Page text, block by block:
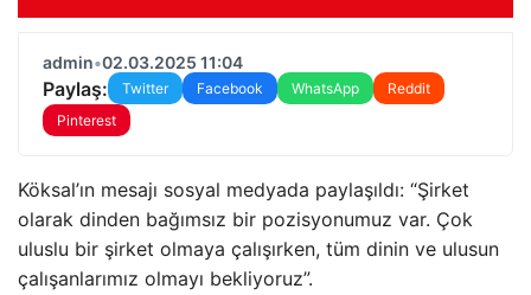
admin•02.03.2025 11:04
Paylaş: Twitter Facebook WhatsApp
Reddit
Pinterest
Köksal’ın mesajı sosyal medyada paylaşıldı: “Şirket
olarak dinden bağımsız bir pozisyonumuz var. Çok
uluslu bir şirket olmaya çalışırken, tüm dinin ve ulusun
çalışanlarımız olmayı bekliyoruz”.